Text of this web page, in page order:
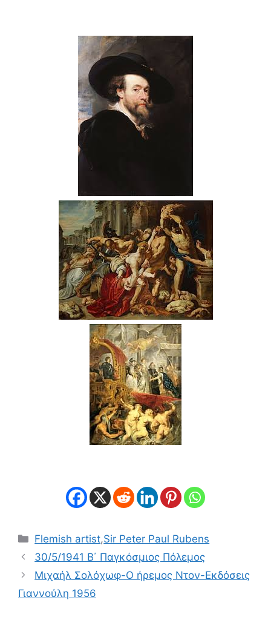
Κατηγορίες
Flemish artist,Sir Peter Paul Rubens
30/5/1941 Β΄ Παγκόσμιος Πόλεμος
Μιχαήλ Σολόχωφ-Ο ήρεμος Ντον-Εκδόσεις
Γιαννούλη 1956